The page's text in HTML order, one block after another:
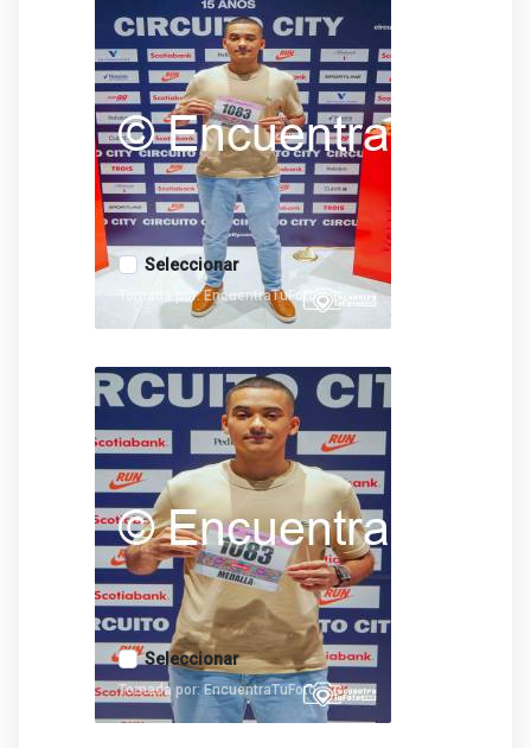
Seleccionar
Tomada por: EncuentraTuFoto
Seleccionar
Tomada por: EncuentraTuFoto